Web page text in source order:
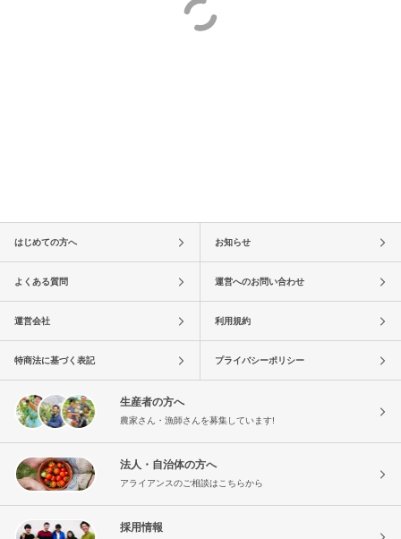
はじめての方へ お知らせ
よくある質問 運営へのお問い合わせ
運営会社 利用規約
特商法に基づく表記 プライバシーポリシー
生産者の方へ
農家さん・漁師さんを募集しています!
法人・自治体の方へ
アライアンスのご相談はこちらから
採用情報